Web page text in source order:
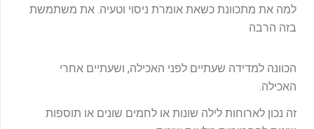
למה את מתכוונת כשאת אומרת ניסוי וטעיה. את משתמשת
בזה הרבה
הכוונה למדידה שעתיים לפני האכילה, ושעתיים אחרי
האכילה.
זה נכון לארוחות לילה שונות או לחמים שונים או תוספות